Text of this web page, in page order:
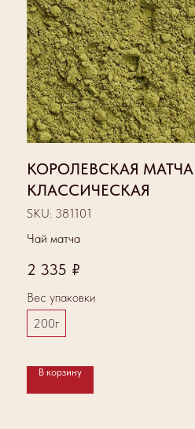
КОРОЛЕВСКАЯ МАТЧА
КЛАССИЧЕСКАЯ
SKU: 381101
Чай матча
2 335 ₽
Вес упаковки
200г
В корзину